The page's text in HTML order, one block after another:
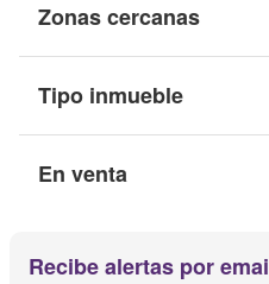
Zonas cercanas
Tipo inmueble
En venta
Recibe alertas por